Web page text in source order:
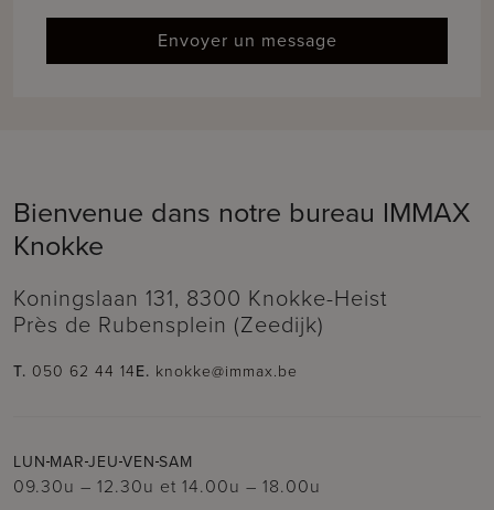
Envoyer un message
Bienvenue dans notre bureau IMMAX
Knokke
Koningslaan 131, 8300 Knokke-Heist
Près de Rubensplein (Zeedijk)
T. 050 62 44 14E. knokke@immax.be
LUN MAR JEU VEN SAM
09.30u – 12.30u et 14.00u – 18.00u